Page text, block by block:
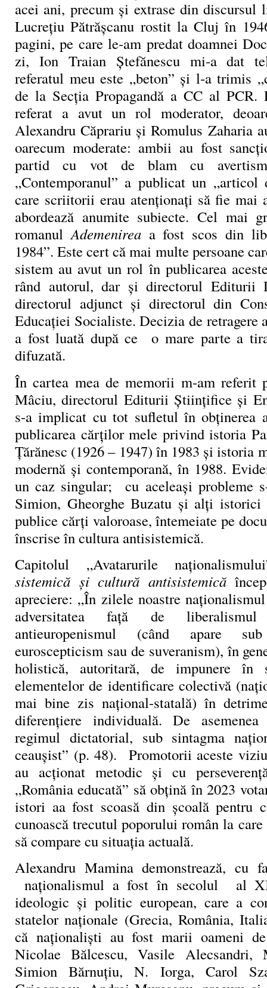
acei ani, precum şi extrase din discursul
Lucreţiu Pătrăşcanu rostit la Cluj în
pagini, pe care le‑am predat doamnei
zi, Ion Traian Ştefănescu mi‑a dat
referatul meu este „beton” şi l‑a trimis
de la Secţia Propagandă a CC al PCR.
referat a avut un rol moderator,
Alexandru Căprariu şi Romulus Zaharia
oarecum moderate: ambii au fost
partid cu vot de blam cu
„Contemporanul” a publicat un
care scriitorii erau atenţionaţi să fie mai
abordează anumite subiecte. Cel mai
romanulAdemenireaa fost scos din
1984”. Este cert că mai multe persoane
sistem au avut un rol în publicarea
rând autorul, dar și directorul Editurii
directorul adjunct și directorul din
Educației Socialiste. Decizia de
a fost luată după ce o mare parte a
difuzată.
În cartea mea de memorii m-am referit
Mâciu, directorul Editurii Științifice și
s-a implicat cu tot sufletul în obținerea
publicarea cărților mele privind istoria
Țărănesc (1926 – 1947) în 1983 și istoria
modernă și contemporană, în 1988.
un caz singular; cu aceleași probleme
Simion, Gheorghe Buzatu și alți istorici
publice cărți valoroase, întemeiate pe
înscrise în cultura antisistemică.
Capitolul „Avatarurile
sistemică și cultură antisistemică
apreciere: „În zilele noastre
adversitatea față de
antieuropenismul (când apare
euroscepticism sau de suveranism), în
holistică, autoritară, de impunere în
elementelor de identificare colectivă
mai bine zis național-statală) în
diferențiere individuală. De
regimul dictatorial, sub sintagma
ceaușist” (p. 48). Promotorii aceste
au acționat metodic și cu
„România educată” să obțină în 2023
istori aa fost scoasă din școală pentru
cunoască trecutul poporului român la
să compare cu situația actuală.
Alexandru Mamina demonstrează, cu
naționalismul a fost în secolul al
ideologic și politic european, care a
statelor naționale (Grecia, România,
că naționaliști au fost marii oameni
Nicolae Bălcescu, Vasile Alecsandri,
Simion Bărnuțiu, N. Iorga, Carol